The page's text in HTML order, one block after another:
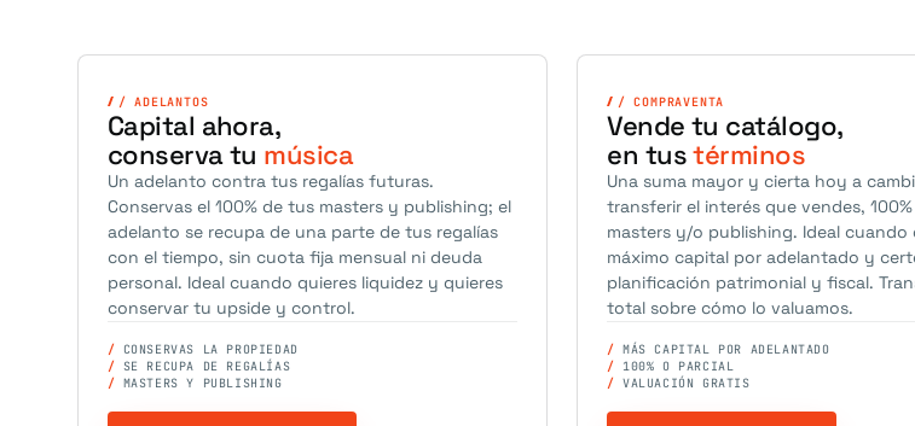
/ ADELANTOS
Capital ahora,
conserva tu música
Un adelanto contra tus regalías futuras.
Conservas el 100% de tus masters y publishing; el
adelanto se recupa de una parte de tus regalías
con el tiempo, sin cuota fija mensual ni deuda
personal. Ideal cuando quieres liquidez y quieres
conservar tu upside y control.
CONSERVAS LA PROPIEDAD
SE RECUPA DE REGALÍAS
MASTERS Y PUBLISHING
/ COMPRAVENTA
Vende tu catálogo,
en tustérminos
Una suma mayor y cierta hoy a
transferir el interés que vendes,
masters y/o publishing. Ideal cuando
máximo capital por adelantado y
planificación patrimonial y fiscal.
total sobre cómo lo valuamos.
MÁS CAPITAL POR ADELANTADO
100% O PARCIAL
VALUACIÓN GRATIS